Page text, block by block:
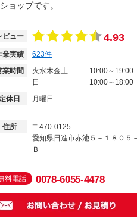
ョップです。
ビュー 4.93
業実績 623件
業時間
火水木金土
10:00～19:00
日
10:00～18:00
休日
月曜日
住所
〒470-0125
愛知県日進市赤池５－１８０５－
Ｂ
料電話 0078-6055-4478